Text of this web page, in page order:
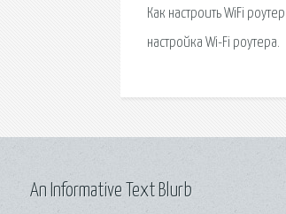
Как настроить WiFi
настройка Wi-Fi роутера.
An Informative Text Blurb